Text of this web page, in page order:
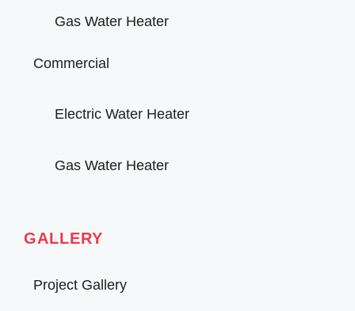
Gas Water Heater
Commercial
Electric Water Heater
Gas Water Heater
GALLERY
Project Gallery